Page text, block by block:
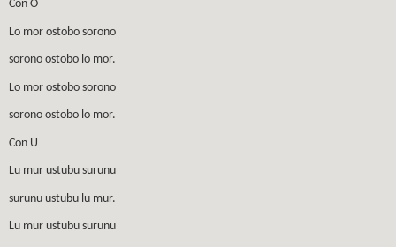
Con O
Lo mor ostobo sorono
sorono ostobo lo mor.
Lo mor ostobo sorono
sorono ostobo lo mor.
Con U
Lu mur ustubu surunu
surunu ustubu lu mur.
Lu mur ustubu surunu